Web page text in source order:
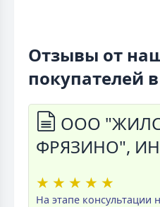
Отзывы от
покупателей
ООО
ФРЯЗИНО",
★ ★ ★ ★ ★
На этапе консультации